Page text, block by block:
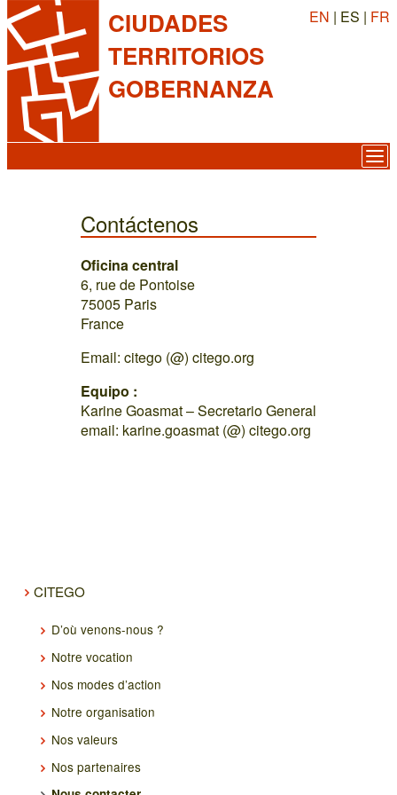
CIUDADES
TERRITORIOS
GOBERNANZA
EN | ES | FR
Contáctenos
Oficina central
6, rue de Pontoise
75005 Paris
France
Email: citego (@) citego.org
Equipo :
Karine Goasmat – Secretario General
email: karine.goasmat (@) citego.org
CITEGO
D’où venons-nous ?
Notre vocation
Nos modes d’action
Notre organisation
Nos valeurs
Nos partenaires